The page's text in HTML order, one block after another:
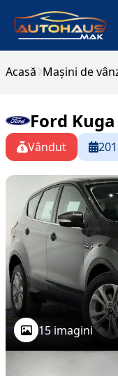
Acasă Mașini de
Ford
Vândut
15 imagini